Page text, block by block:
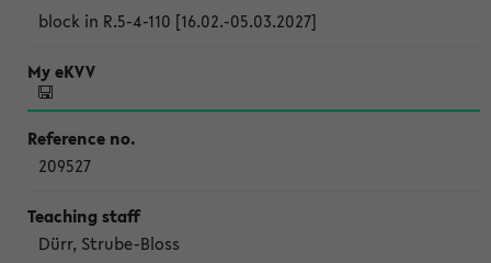
block in R.5-4-110 [16.02.-05.03.2027]
209527
Dürr, Strube-Bloss